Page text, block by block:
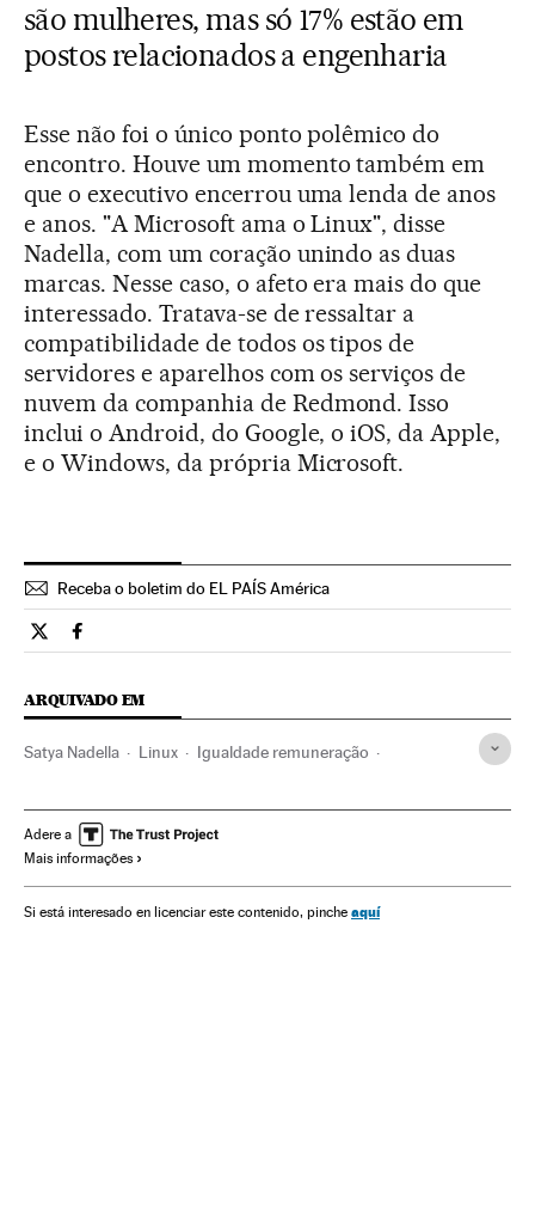
são mulheres, mas só 17% estão em
postos relacionados a engenharia
Esse não foi o único ponto polêmico do
encontro. Houve um momento também em
que o executivo encerrou uma lenda de anos
e anos. "A Microsoft ama o Linux", disse
Nadella, com um coração unindo as duas
marcas. Nesse caso, o afeto era mais do que
interessado. Tratava-se de ressaltar a
compatibilidade de todos os tipos de
servidores e aparelhos com os serviços de
nuvem da companhia de Redmond. Isso
inclui o Android, do Google, o iOS, da Apple,
e o Windows, da própria Microsoft.
Receba o boletim do EL PAÍS América
Tecnologia El País Brasil en Twitter
Tecnologia El País Brasil en Facebook
ARQUIVADO EM
Satya Nadella Linux Igualdade remuneração
Sociedade Sistemas operacionais
Programas informáticos
Salário Condições trabalho Trabalho
Adere a
Mais informações
Si está interesado en licenciar este contenido, pinche aquí